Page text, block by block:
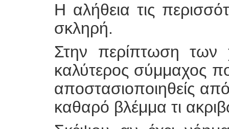
Η αλήθεια τις
σκληρή.
Στην περίπτωση των
καλύτερος σύμμαχος
αποστασιοποιηθείς
καθαρό βλέμμα τι